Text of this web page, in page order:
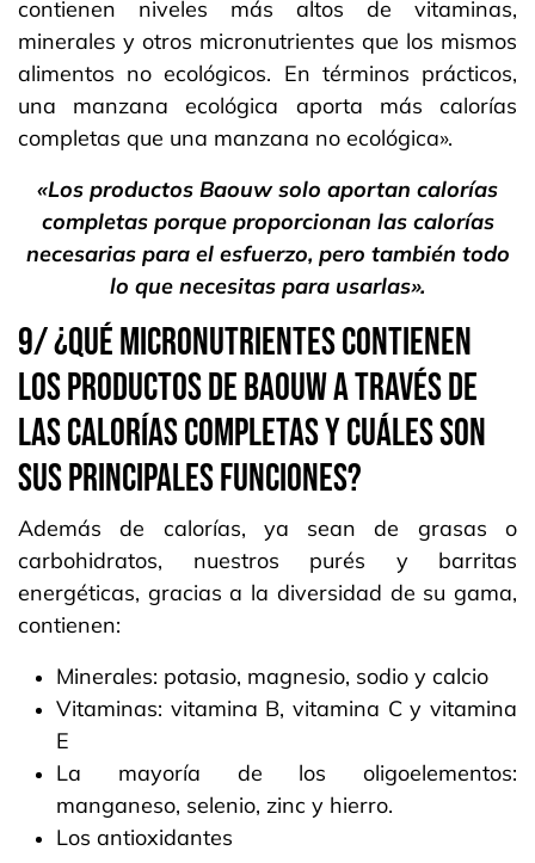
contienen niveles más altos de vitaminas,
minerales y otros micronutrientes que los mismos
alimentos no ecológicos. En términos prácticos,
una manzana ecológica aporta más calorías
completas que una manzana no ecológica».
«Los productos Baouw solo aportan calorías
completas porque proporcionan las calorías
necesarias para el esfuerzo, pero también todo
lo que necesitas para usarlas».
9/ ¿QUÉ MICRONUTRIENTES CONTIENEN
LOS PRODUCTOS DE BAOUW A TRAVÉS DE
LAS CALORÍAS COMPLETAS Y CUÁLES SON
SUS PRINCIPALES FUNCIONES?
Además de calorías, ya sean de grasas o
carbohidratos, nuestros purés y barritas
energéticas, gracias a la diversidad de su gama,
contienen:
Minerales: potasio, magnesio, sodio y calcio
Vitaminas: vitamina B, vitamina C y vitamina
E
La mayoría de los oligoelementos:
manganeso, selenio, zinc y hierro.
Los antioxidantes